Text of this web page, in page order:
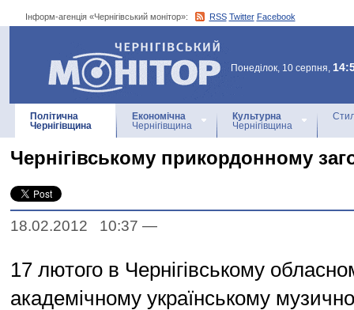
Інформ-агенція «Чернігівський монітор»: RSS Twitter Facebook
Інформ-агенція
«Чернігівський монітор»
Понеділок, 10 серпня,
Політична
Чернігівщина
Економічна
Чернігівщина
Культурна
Чернігівщина
Чернігівському прикордонному
18.02.2012 10:37 —
17 лютого в Чернігівському
академічному українському